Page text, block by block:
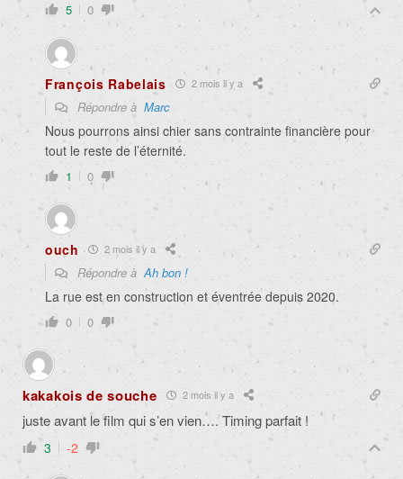
5 0
François Rabelais 2 mois il y a
Répondre à Marc
Nous pourrons ainsi chier sans contrainte financière pour
tout le reste de l’éternité.
1 0
ouch 2 mois il y a
Répondre à Ah bon !
La rue est en construction et éventrée depuis 2020.
0 0
kakakois de souche 2 mois il y a
juste avant le film qui s’en vien…. Timing parfait !
3 -2